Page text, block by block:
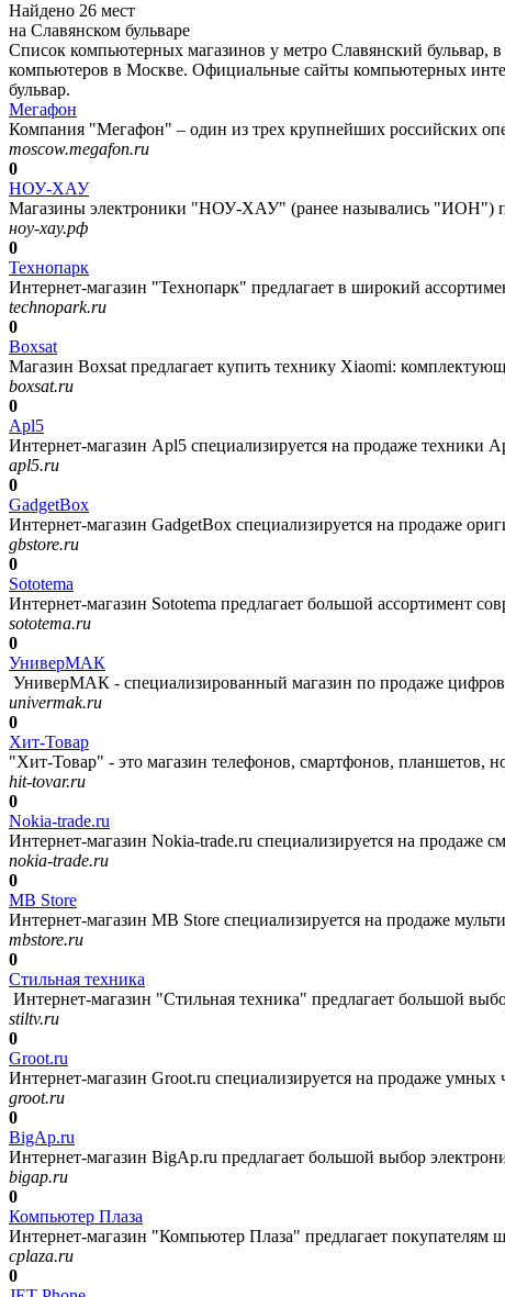
Найдено 26 мест
на Славянском бульваре
Список компьютерных магазинов у метро Славянский
компьютеров в Москве. Официальные сайты компьютерных
бульвар.
Мегафон
Компания "Мегафон" – один из трех крупнейших российских
moscow.megafon.ru
0
НОУ-ХАУ
Магазины электроники "НОУ-ХАУ" (ранее назывались "ИОН")
ноу-хау.рф
0
Технопарк
Интернет-магазин "Технопарк" предлагает в широкий
technopark.ru
0
Boxsat
Магазин Boxsat предлагает купить технику Xiaomi:
boxsat.ru
0
Apl5
Интернет-магазин Apl5 специализируется на продаже техники
apl5.ru
0
GadgetBox
Интернет-магазин GadgetBox специализируется на продаже
gbstore.ru
0
Sototema
Интернет-магазин Sototema предлагает большой ассортимент
sototema.ru
0
УниверМАК
УниверМАК - специализированный магазин по продаже
univermak.ru
0
Хит-Товар
"Хит-Товар" - это магазин телефонов, смартфонов, планшетов,
hit-tovar.ru
0
Nokia-trade.ru
Интернет-магазин Nokia-trade.ru специализируется на продаже
nokia-trade.ru
0
MB Store
Интернет-магазин MB Store специализируется на продаже
mbstore.ru
0
Стильная техника
Интернет-магазин "Стильная техника" предлагает большой
stiltv.ru
0
Groot.ru
Интернет-магазин Groot.ru специализируется на продаже умных
groot.ru
0
BigAp.ru
Интернет-магазин BigAp.ru предлагает большой выбор
bigap.ru
0
Компьютер Плаза
Интернет-магазин "Компьютер Плаза" предлагает покупателям
cplaza.ru
0